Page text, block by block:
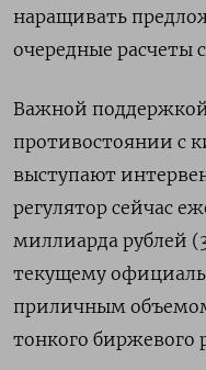
наращивать
очередные расчеты
Важной
противостоянии с
выступают
регулятор сейчас
миллиарда рублей
текущему
приличным
тонкого биржевого